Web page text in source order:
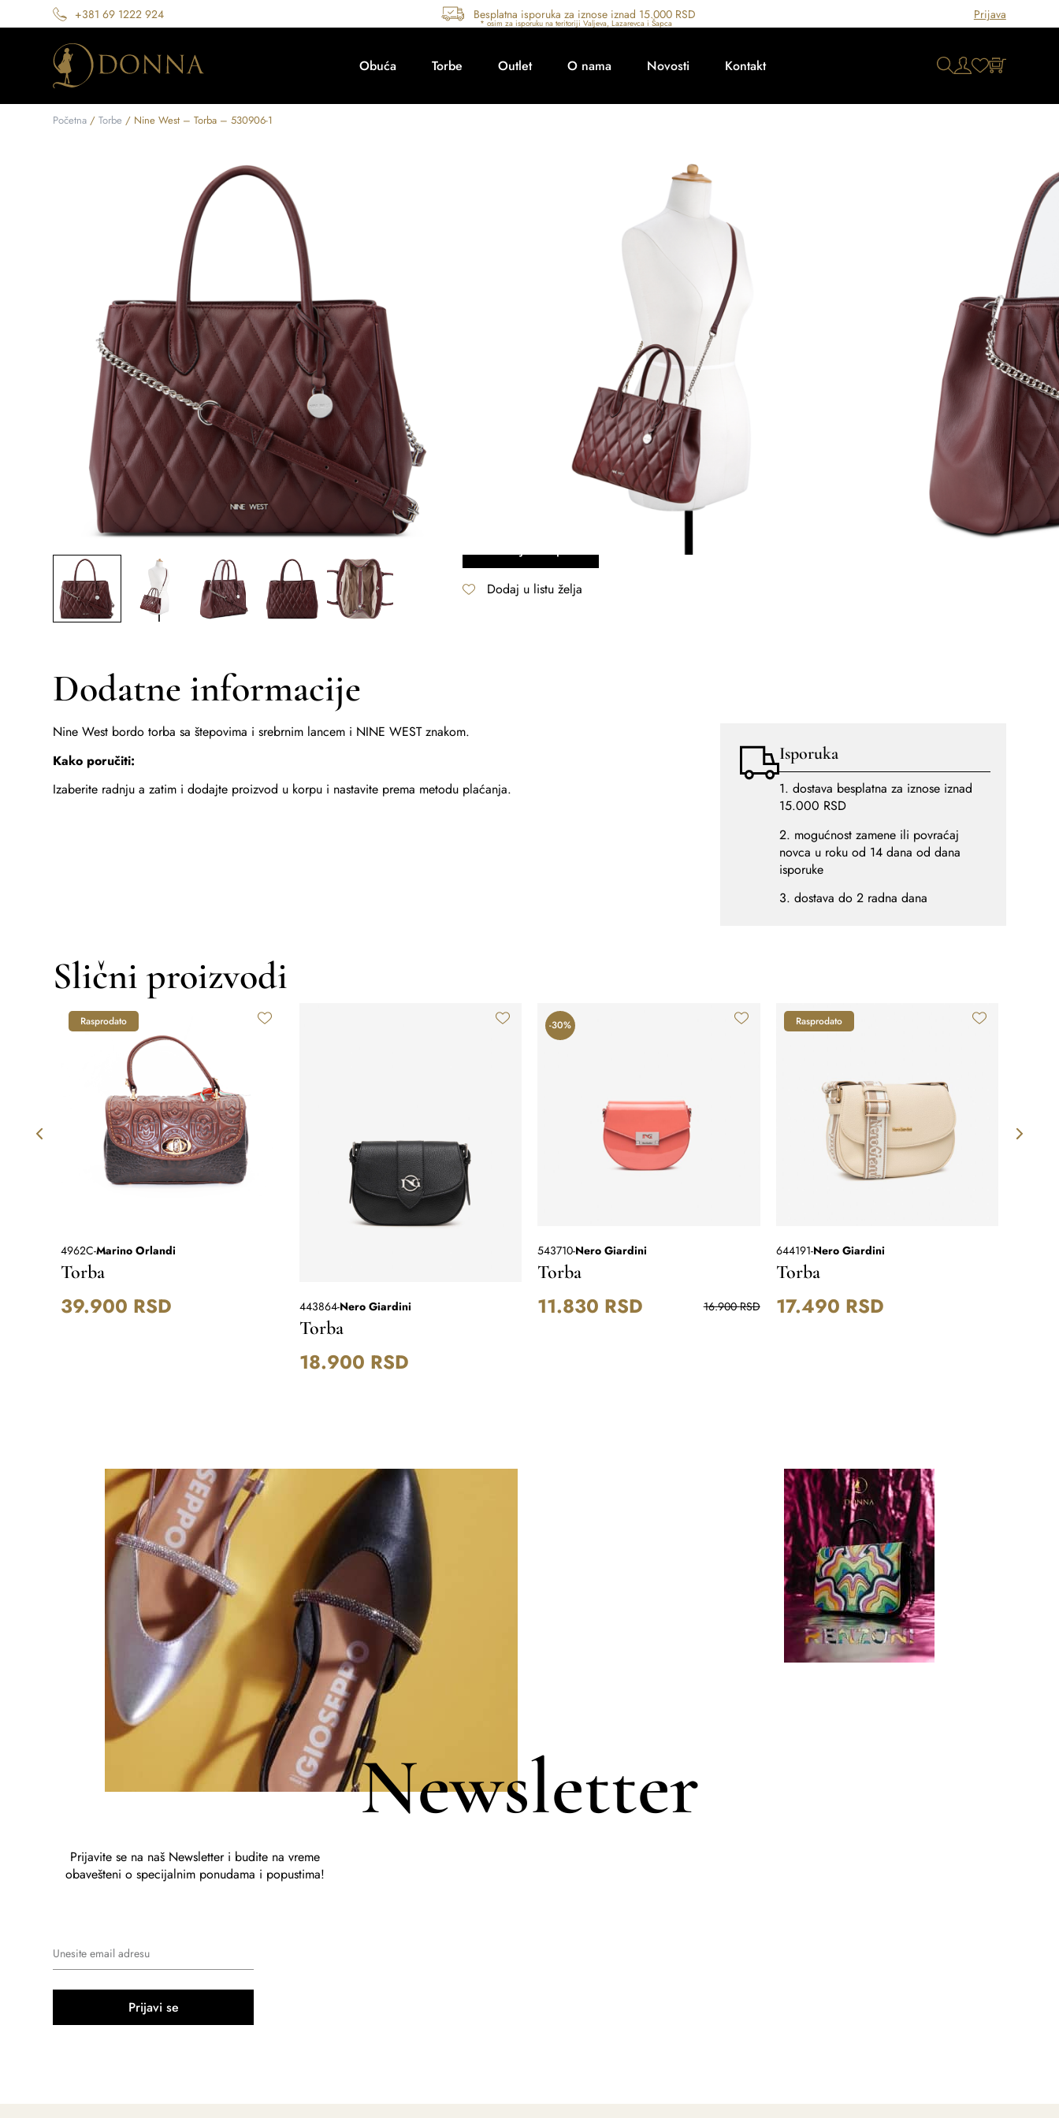
+381 69 1222 924 Besplatna isporuka za iznose iznad 15.000 RSD Prijava
Obuća Torbe Outlet O nama Novosti Kontakt
Početna /Torbe / Nine West – Torba – 530906-1
Torba, Eco materijal/vegan koža
Beograd Valjevo
+
Dodaj u listu želja
Dodatne informacije
Nine West bordo torba sa štepovima i srebrnim lancem i NINE WEST znakom.
Kako poručiti:
Izaberite radnju a zatim i dodajte proizvod u korpu i nastavite prema metodu plaćanja.
Isporuka
1. dostava besplatna za iznose iznad
15.000 RSD
2. mogućnost zamene ili povraćaj
novca u roku od 14 dana od dana
isporuke
3. dostava do 2 radna dana
Slični proizvodi
Rasprodato
4962C-Marino Orlandi
Torba
39.900 RSD 443864-Nero Giardini
Torba
18.900 RSD
-30%
543710-Nero Giardini
Torba
16.900RSD
11.830 RSD
Rasprodato
644191-Nero Giardini
Torba
17.490 RSD
Newsletter
Prijavite se na naš Newsletter i budite na vreme
obavešteni o specijalnim ponudama i popustima!
Prijavi se